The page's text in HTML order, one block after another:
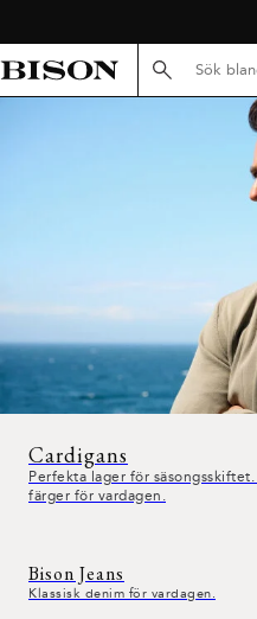
Sök här...
Cardigans
Perfekta lager för
färger för vardagen.
Bison Jeans
Klassisk denim för vardagen.